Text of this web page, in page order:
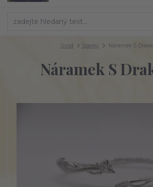
Úvod Šperky Náramek S
Náramek S